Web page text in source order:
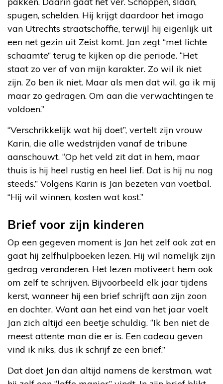
spugen, schelden. Hij krijgt daardoor het imago
van Utrechts straatschoffie, terwijl hij eigenlijk uit
een net gezin uit Zeist komt. Jan zegt “met lichte
schaamte” terug te kijken op die periode. “Het
staat zo ver af van mijn karakter. Zo wil ik niet
zijn. Zo ben ik niet. Maar als men dat wil, ga ik mij
maar zo gedragen. Om aan die verwachtingen te
voldoen.”
“Verschrikkelijk wat hij doet”, vertelt zijn vrouw
Karin, die alle wedstrijden vanaf de tribune
aanschouwt. “Op het veld zit dat in hem, maar
thuis is hij heel rustig en heel lief. Dat is hij nu nog
steeds.” Volgens Karin is Jan bezeten van voetbal.
“Hij wil winnen, kosten wat kost.”
Brief voor zijn kinderen
Op een gegeven moment is Jan het zelf ook zat en
gaat hij zelfhulpboeken lezen. Hij wil namelijk zijn
gedrag veranderen. Het lezen motiveert hem ook
om zelf te schrijven. Bijvoorbeeld elk jaar tijdens
kerst, wanneer hij een brief schrijft aan zijn zoon
en dochter. Want aan het eind van het jaar voelt
Jan zich altijd een beetje schuldig. “Ik ben niet de
meest attente man die er is. Een cadeau geven
vind ik niks, dus ik schrijf ze een brief.”
Dat doet Jan dan altijd namens de kerstman, wat